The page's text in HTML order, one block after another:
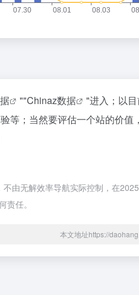
""Chinaz数据
"进入；以
等；当然要评估一个站的价值
由无解效率导航实际控制，在
任。
本文地址https://